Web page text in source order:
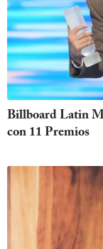
Billboard Latin
con 11 Premios